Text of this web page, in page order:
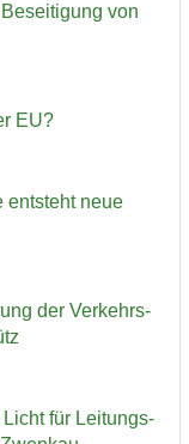
von
EU?
ent­steht neue
der Ver­kehrs­
Licht für Lei­tungs­